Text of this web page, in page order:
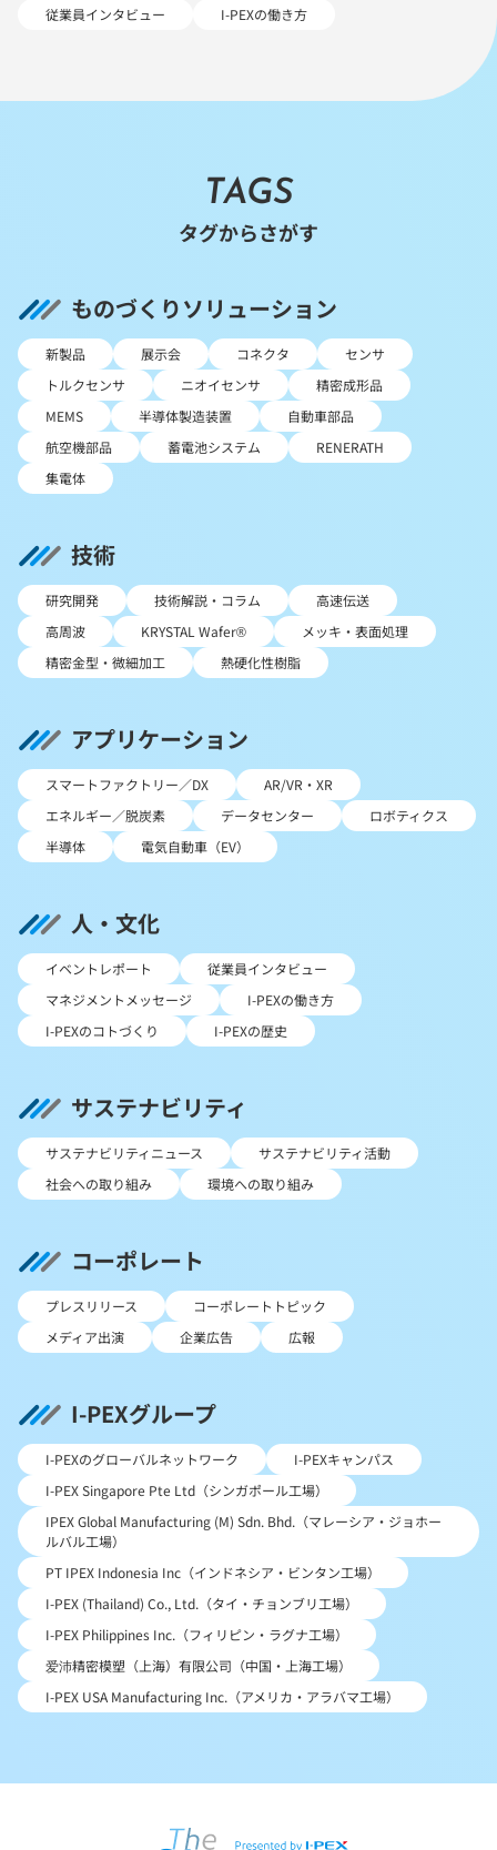
従業員インタビュー I-PEXの働き方
TAGS
タグからさがす
ものづくりソリューション
新製品 展示会 コネクタ
センサ
トルクセンサ
ニオイセンサ
精密成形品
MEMS
半導体製造装置
自動車部品
航空機部品
蓄電池システム
RENERATH
集電体
技術
研究開発 技術解説・コラム
高速伝送
高周波
KRYSTAL Wafer®
メッキ・表面処理
精密金型・微細加工
熱硬化性樹脂
アプリケーション
スマートファクトリー／DX
AR/VR・XR
エネルギー／脱炭素
データセンター
ロボティクス
半導体
電気自動車（EV）
人・文化
イベントレポート
従業員インタビュー
マネジメントメッセージ
I-PEXの働き方
I-PEXのコトづくり
I-PEXの歴史
サステナビリティ
サステナビリティニュース
サステナビリティ活動
社会への取り組み
環境への取り組み
コーポレート
プレスリリース
コーポレートトピック
メディア出演
企業広告 広報
I-PEXグループ
I-PEXのグローバルネットワーク
I-PEXキャンパス
I-PEX Singapore Pte Ltd（シンガポール工場）
IPEX Global Manufacturing (M) Sdn. Bhd.（マレーシア・ジョホー
ルバル工場）
PT IPEX Indonesia Inc（インドネシア・ビンタン工場）
I-PEX (Thailand) Co., Ltd.（タイ・チョンブリ工場）
I-PEX Philippines Inc.（フィリピン・ラグナ工場）
爱沛精密模塑（上海）有限公司（中国・上海工場）
I-PEX USA Manufacturing Inc.（アメリカ・アラバマ工場）